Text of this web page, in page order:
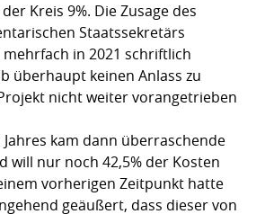
Kreis 9%. Die Zusage des
Staatssekretärs
in 2021 schriftlich
überhaupt keinen Anlass zu
nicht weiter vorangetrieben
kam dann überraschende
will nur noch 42,5% der Kosten
vorherigen Zeitpunkt hatte
geäußert, dass dieser von